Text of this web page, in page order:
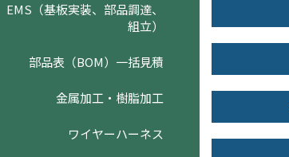
EMS（基板実装、部品調達、
組立）
部品表（BOM）一括見積
金属加工・樹脂加工
ワイヤーハーネス